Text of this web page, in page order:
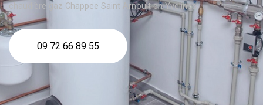
chaudière gaz Chappee Saint Arnoult en Yvelines
09 72 66 89 55